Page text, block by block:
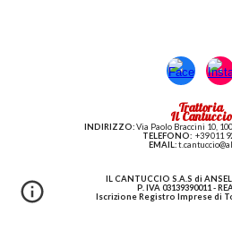
Il Cantuccio
INDIRIZZO:Via Paolo Braccini 10,
TELEFONO: +39011
EMAIL:
IL CANTUCCIO S.A.S di
P. IVA 03139390011 -
Iscrizione Registro Imprese di